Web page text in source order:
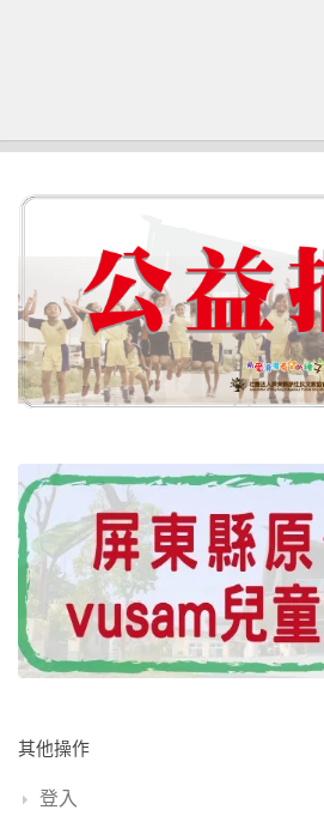
其他操作
登入